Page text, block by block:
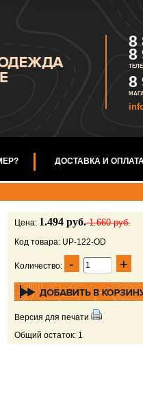
8
8
8
ДОСТАВКА И
Цена: 1.494 руб.1.660 руб.
Код товара: UP-122-OD
Kоличество: - +
Версия для печати
Общий остаток: 1